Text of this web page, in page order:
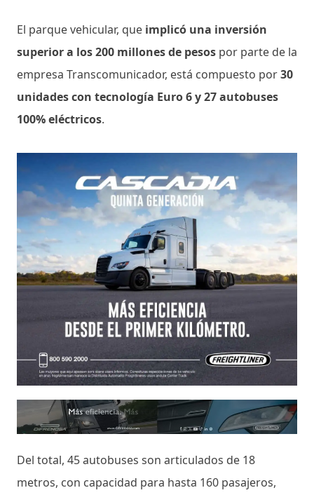
El parque vehicular, que implicó una inversión
superior a los 200 millones de pesos por parte de la
empresa Transcomunicador, está compuesto por30
unidades con tecnología Euro 6 y 27 autobuses
100% eléctricos.
Del total, 45 autobuses son articulados de 18
metros, con capacidad para hasta 160 pasajeros,